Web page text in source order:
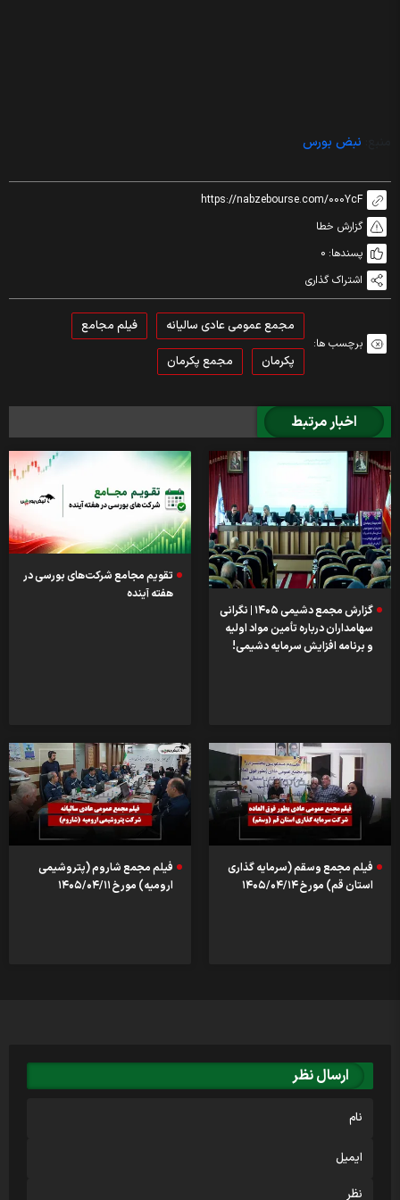
نبض بورس
https://nabzebourse.com/000YcF
گزارش خطا
پسندها: 0
اشتراک گذاری
برچسب ها:
مجمع عمومی عادی سالیانه
فیلم مجامع
پکرمان
مجمع پکرمان
اخبار مرتبط
گزارش مجمع دشیمی ۱۴۰۵ | نگرانی
سهامداران درباره تأمین مواد اولیه
و برنامه افزایش سرمایه دشیمی!
تقویم مجامع شرکت‌های بورسی در
هفته آینده
فیلم مجمع وسقم (سرمایه گذاری
استان قم) مورخ ۱۴۰۵/۰۴/۱۴
فیلم مجمع شاروم (پتروشیمی
ارومیه) مورخ ۱۴۰۵/۰۴/۱۱
ارسال نظر